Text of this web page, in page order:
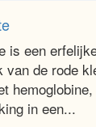
is een
van de rode
in een...